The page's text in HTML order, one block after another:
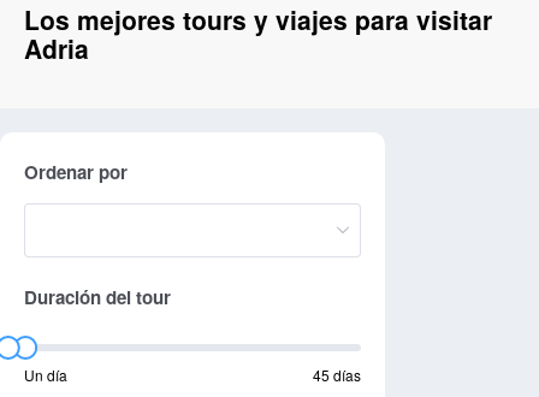
Los mejores tours y viajes para visitar
Adria
Ordenar por
Duración del tour
Un día 45 días